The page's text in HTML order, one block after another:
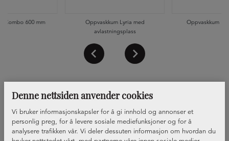
Denne nettsiden anvender cookies
Vi bruker informasjonskapsler for å gi innhold og annonser et
personlig preg, for å levere sosiale mediefunksjoner og for å
analysere trafikken vår. Vi deler dessuten informasjon om hvordan du
Combo 600 mm
Oppvaskkum Lyria med
avlastningsplass
Oppvaskkum